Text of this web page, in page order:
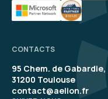
CONTACTS
95 Chem. de Gabardie,
31200 Toulouse
contact@aelion.fr